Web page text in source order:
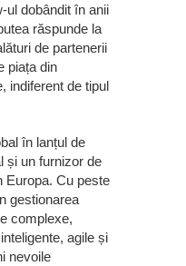
ul dobândit în anii
răspunde la
de partenerii
piața din
indiferent de tipul
în lanțul de
și un furnizor de
Europa. Cu peste
gestionarea
complexe,
agile și
nevoile